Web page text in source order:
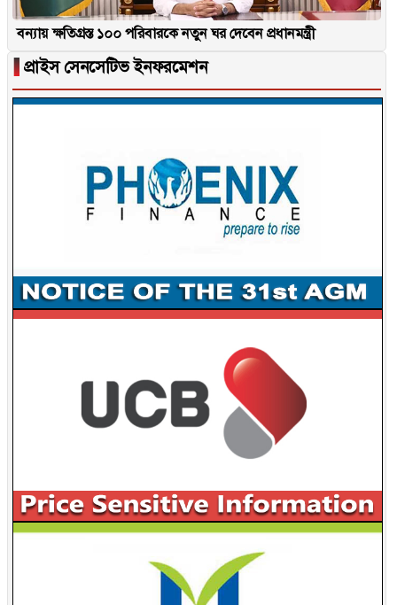
বন্যায় ক্ষতিগ্রস্ত ১০০ পরিবারকে নতুন ঘর দেবেন প্রধানমন্ত্রী
▐ প্রাইস সেনসেটিভ ইনফরমেশন